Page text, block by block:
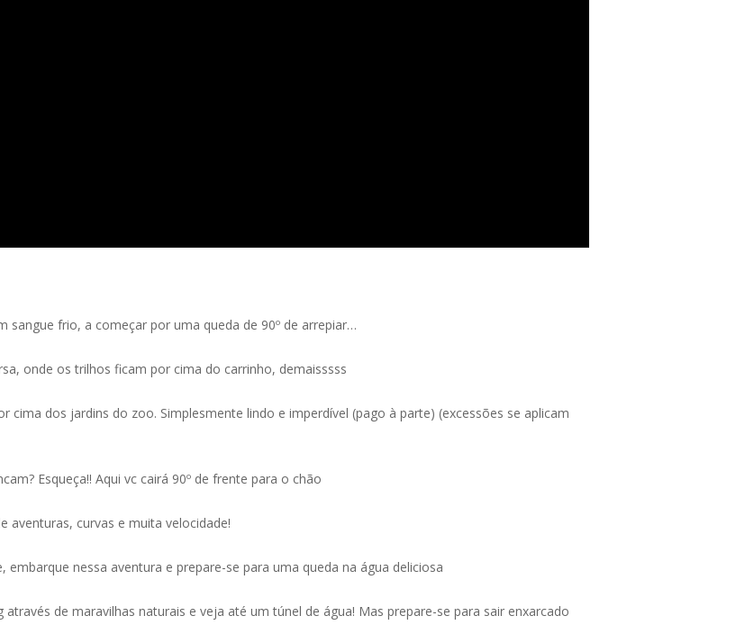
sangue frio, a começar por uma queda de 90º de arrepiar…
onde os trilhos ficam por cima do carrinho, demaisssss
cima dos jardins do zoo. Simplesmente lindo e imperdível (pago à parte) (excessões se aplicam
Esqueça!! Aqui vc cairá 90º de frente para o chão
aventuras, curvas e muita velocidade!
embarque nessa aventura e prepare-se para uma queda na água deliciosa
através de maravilhas naturais e veja até um túnel de água! Mas prepare-se para sair enxarcado